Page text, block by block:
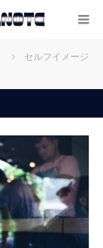
セルフイメージ